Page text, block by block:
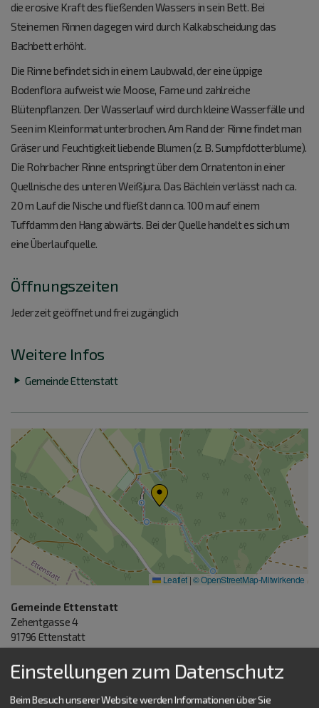
die erosive Kraft des fließenden Wassers in sein Bett. Bei
Steinernen Rinnen dagegen wird durch Kalkabscheidung das
Bachbett erhöht.
Die Rinne befindet sich in einem Laubwald, der eine üppige
Bodenflora aufweist wie Moose, Farne und zahlreiche
Blütenpflanzen. Der Wasserlauf wird durch kleine Wasserfälle und
Seen im Kleinformat unterbrochen. Am Rand der Rinne findet man
Gräser und Feuchtigkeit liebende Blumen (z. B. Sumpfdotterblume).
Die Rohrbacher Rinne entspringt über dem Ornatenton in einer
Quellnische des unteren Weißjura. Das Bächlein verlässt nach ca.
20 m Lauf die Nische und fließt dann ca. 100 m auf einem
Tuffdamm den Hang abwärts. Bei der Quelle handelt es sich um
eine Überlaufquelle.
Öffnungszeiten
Jederzeit geöffnet und frei zugänglich
Weitere Infos
Gemeinde Ettenstatt
Leaflet |© OpenStreetMap-Mitwirkende
Gemeinde Ettenstatt
Zehentgasse 4
91796 Ettenstatt
Tel.:09148 9089810
www.ettenstatt.de
vCard
GPS:
49°4'34.68''N 11°3'30.96''E
Einstellungen zum Datenschutz
Beim Besuch unserer Website werden Informationen über Sie